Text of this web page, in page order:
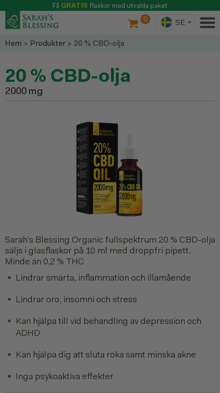
Få GRATIS flaskor med utvalda paket
SE
0
Hem > Produkter > 20 % CBD-olja
20 % CBD-olja
2000 mg
Sarah’s Blessing Organic fullspektrum 20 % CBD-olja
säljs i glasflaskor på 10 ml med droppfri pipett.
Minde än 0,2 % THC
Lindrar smärta, inflammation och illamående
Lindrar oro, insomni och stress
Kan hjälpa till vid behandling av depression och
ADHD
Kan hjälpa dig att sluta röka samt minska akne
Inga psykoaktiva effekter